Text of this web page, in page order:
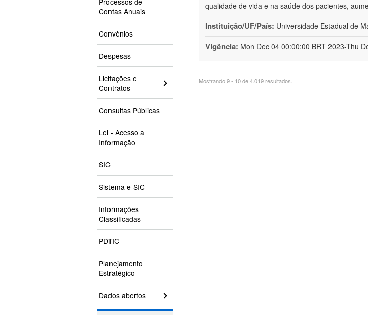
Contas Anuais
Convênios
Despesas
Licitações e
Contratos
Consultas Públicas
Lei - Acesso a
Informação
SIC
Sistema e-SIC
Informações
Classificadas
PDTIC
Planejamento
Estratégico
Dados abertos
qualidade de vida e na saúde dos pacientes,
Instituição/UF/País: Universidade Estadual de
Vigência: Mon Dec 04 00:00:00 BRT 2023-Thu
Mostrando 9 - 10 de 4.019 resultados.